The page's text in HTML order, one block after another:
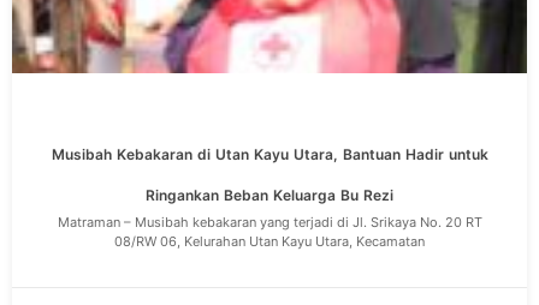
Musibah Kebakaran di Utan Kayu Utara, Bantuan Hadir untuk
Ringankan Beban Keluarga Bu Rezi
Matraman – Musibah kebakaran yang terjadi di Jl. Srikaya No. 20 RT
08/RW 06, Kelurahan Utan Kayu Utara, Kecamatan